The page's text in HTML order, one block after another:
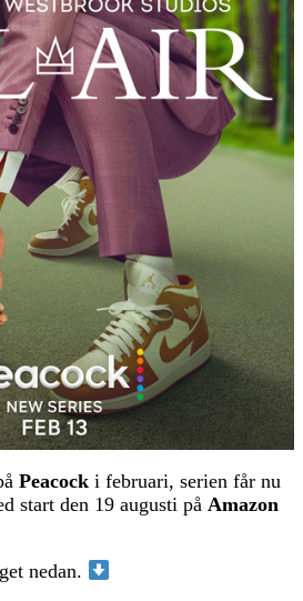
Peacock i februari, serien får nu
start den 19 augusti på Amazon
nedan.